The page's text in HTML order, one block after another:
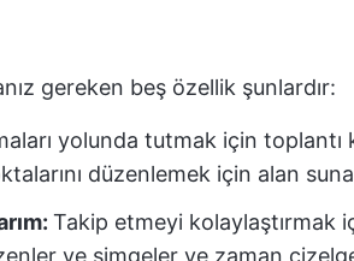
gereken beş özellik şunlardır:
yolunda tutmak için toplantı
düzenlemek için alan
Takip etmeyi kolaylaştırmak
ve simgeler ve zaman